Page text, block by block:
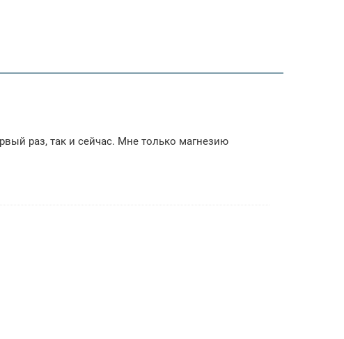
раз, так и сейчас. Мне только магнезию